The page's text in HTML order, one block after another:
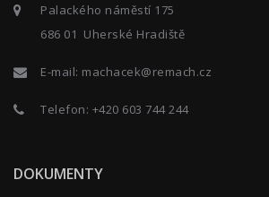
Palackého náměstí 175
686 01 Uherské Hradiště
E-mail: machacek@remach.cz
Telefon: +420 603 744 244
DOKUMENTY